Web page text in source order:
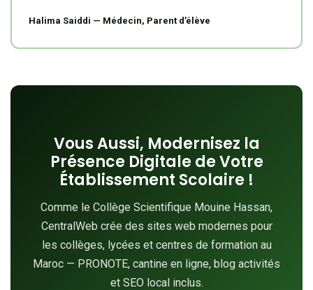
Halima Saiddi — Médecin, Parent d’élève
Vous Aussi, Modernisez la
Présence Digitale de Votre
Établissement Scolaire !
Comme le Collège Scientifique Mouine Hassan,
CentralWeb crée des sites web modernes pour
les collèges, lycées et centres de formation au
Maroc — PRONOTE, cantine en ligne, blog activités
et SEO local inclus.